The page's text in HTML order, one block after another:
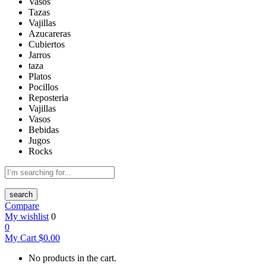
Tazas
Vajillas
Azucareras
Cubiertos
Jarros
taza
Platos
Pocillos
Reposteria
Vajillas
Vasos
Bebidas
Jugos
Rocks
search
Compare
My wishlist 0
0
My Cart $0.00
No products in the cart.